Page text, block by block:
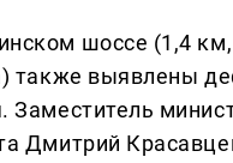
шоссе (1,4
также выявлены
Заместитель
Дмитрий